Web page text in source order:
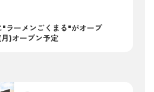
"ラーメンごくまる"がオープ
)オープン予定